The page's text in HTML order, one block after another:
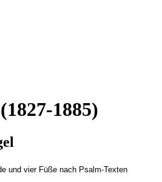
(1827-1885)
und vier Füße nach Psalm-Texten